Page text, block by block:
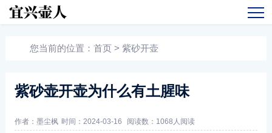
您当前的位置： 首页 > 紫砂开壶
紫砂壶开壶为什么有土腥味
作者：墨尘枫 时间：2024-03-16 阅读数： 1068人阅读